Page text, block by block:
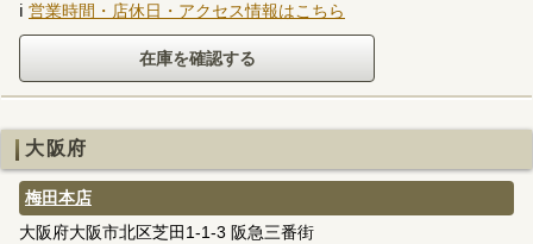
ℹ 営業時間・店休日・アクセス情報はこちら
大阪府
梅田本店
大阪府大阪市北区芝田1-1-3 阪急三番街